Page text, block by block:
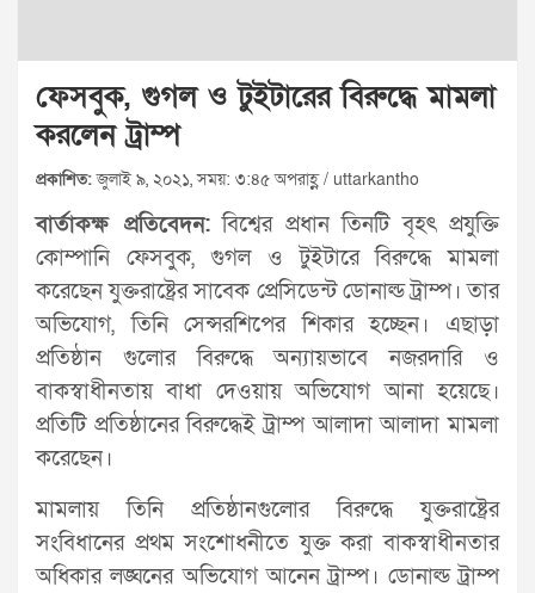
ফেসবুক, গুগল ও টুইটারের বিরুদ্ধে মামলা
করলেন ট্রাম্প
প্রকাশিত:জুলাই ৯, ২০২১, সময়: ৩:৪৫ অপরাহ্ণ / uttarkantho
বার্তাকক্ষ প্রতিবেদন:বিশ্বের প্রধান তিনটি বৃহৎ প্রযুক্তি
কোম্পানি ফেসবুক, গুগল ও টুইটারে বিরুদ্ধে মামলা
করেছেন যুক্তরাষ্ট্রের সাবেক প্রেসিডেন্ট ডোনাল্ড ট্রাম্প। তার
অভিযোগ, তিনি সেন্সরশিপের শিকার হচ্ছেন। এছাড়া
প্রতিষ্ঠান গুলোর বিরুদ্ধে অন্যায়ভাবে নজরদারি ও
বাকস্বাধীনতায় বাধা দেওয়ায় অভিযোগ আনা হয়েছে।
প্রতিটি প্রতিষ্ঠানের বিরুদ্ধেই ট্রাম্প আলাদা আলাদা মামলা
করেছেন।
মামলায় তিনি প্রতিষ্ঠানগুলোর বিরুদ্ধে যুক্তরাষ্ট্রের
সংবিধানের প্রথম সংশোধনীতে যুক্ত করা বাকস্বাধীনতার
অধিকার লঙ্ঘনের অভিযোগ আনেন ট্রাম্প। ডোনাল্ড ট্রাম্প